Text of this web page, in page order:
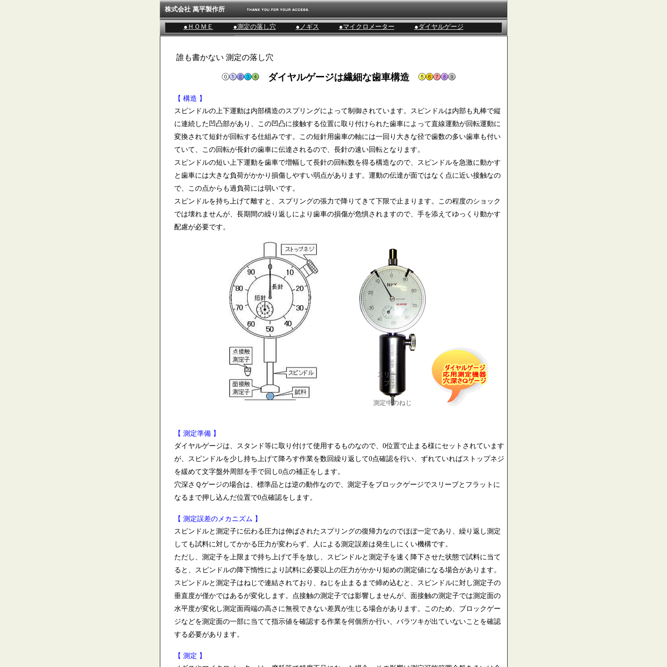
測定中のねじ
スリー
ブ
株式会社 萬平製作所
●ＨＯＭＥ ●測定の落し穴 ●ノギス ●マイクロメーター ●ダイヤルゲージ
誰も書かない 測定の落し穴
ダイヤルゲージは繊細な歯車構造
【 構造 】
スピンドルの上下運動は内部構造のスプリングによって制御されています。スピンドルは内部も丸棒で縦
に連続した凹凸部があり、この凹凸に接触する位置に取り付けられた歯車によって直線運動が回転運動に
変換されて短針が回転する仕組みです。この短針用歯車の軸には一回り大きな径で歯数の多い歯車も付い
ていて、この回転が長針の歯車に伝達されるので、長針の速い回転となります。
スピンドルの短い上下運動を歯車で増幅して長針の回転数を得る構造なので、スピンドルを急激に動かす
と歯車には大きな負荷がかかり損傷しやすい弱点があります。運動の伝達が面ではなく点に近い接触なの
で、この点からも過負荷には弱いです。
スピンドルを持ち上げて離すと、スプリングの張力で降りてきて下限で止まります。この程度のショック
では壊れませんが、長期間の繰り返しにより歯車の損傷が危惧されますので、手を添えてゆっくり動かす
配慮が必要です。
【 測定準備 】
ダイヤルゲージは、スタンド等に取り付けて使用するものなので、0位置で止まる様にセットされています
が、スピンドルを少し持ち上げて降ろす作業を数回繰り返して0点確認を行い、ずれていればストップネジ
を緩めて文字盤外周部を手で回し0点の補正をします。
穴深さＱゲージの場合は、標準品とは逆の動作なので、測定子をブロックゲージでスリーブとフラットに
なるまで押し込んだ位置で0点確認をします。
【 測定誤差のメカニズム 】
スピンドルと測定子に伝わる圧力は伸ばされたスプリングの復帰力なのでほぼ一定であり、繰り返し測定
しても試料に対してかかる圧力が変わらず、人による測定誤差は発生しにくい機構です。
ただし、測定子を上限まで持ち上げて手を放し、スピンドルと測定子を速く降下させた状態で試料に当て
ると、スピンドルの降下惰性により試料に必要以上の圧力がかかり短めの測定値になる場合があります。
スピンドルと測定子はねじで連結されており、ねじを止まるまで締め込むと、スピンドルに対し測定子の
垂直度が僅かではあるが変化します。点接触の測定子では影響しませんが、面接触の測定子では測定面の
水平度が変化し測定面両端の高さに無視できない差異が生じる場合があります。このため、ブロックゲー
ジなどを測定面の一部に当てて指示値を確認する作業を何個所か行い、バラツキが出ていないことを確認
する必要があります。
【 測定 】